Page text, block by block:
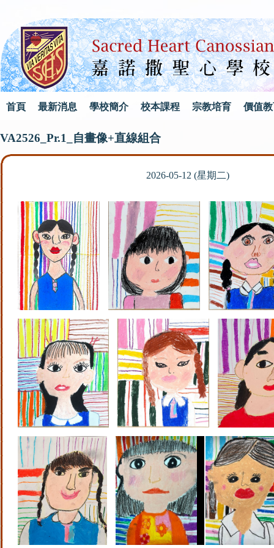
首頁 最新消息 學校簡介 校本課程 宗教培育 價值
VA2526_Pr.1_自畫像+直線組合
2026-05-12 (星期二)